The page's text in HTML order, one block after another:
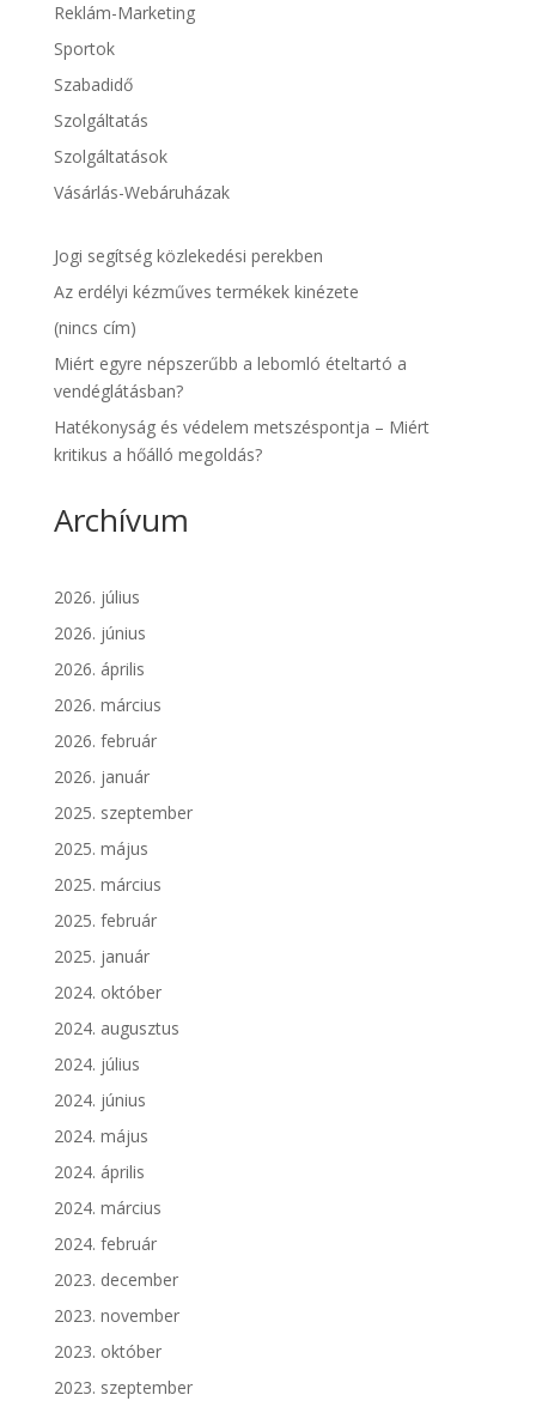
Reklám-Marketing
Sportok
Szabadidő
Szolgáltatás
Szolgáltatások
Vásárlás-Webáruházak
Jogi segítség közlekedési perekben
Az erdélyi kézműves termékek kinézete
(nincs cím)
Miért egyre népszerűbb a lebomló ételtartó a
vendéglátásban?
Hatékonyság és védelem metszéspontja – Miért
kritikus a hőálló megoldás?
Archívum
2026. július
2026. június
2026. április
2026. március
2026. február
2026. január
2025. szeptember
2025. május
2025. március
2025. február
2025. január
2024. október
2024. augusztus
2024. július
2024. június
2024. május
2024. április
2024. március
2024. február
2023. december
2023. november
2023. október
2023. szeptember